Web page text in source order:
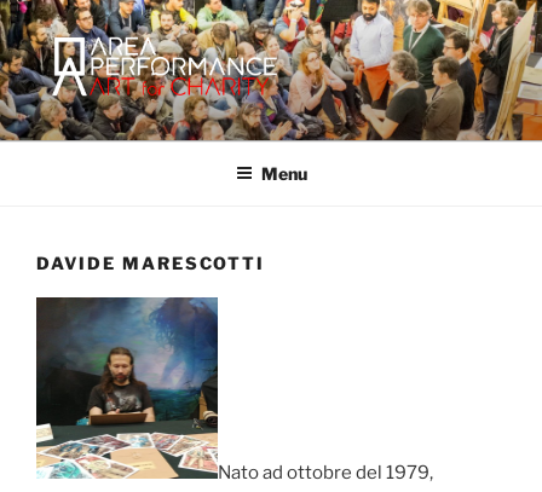
Salta
al
contenuto
AREA PERFORMANCE
Sito ufficiale della Onlus Area Performance.
Menu
DAVIDE MARESCOTTI
Nato ad ottobre del 1979,